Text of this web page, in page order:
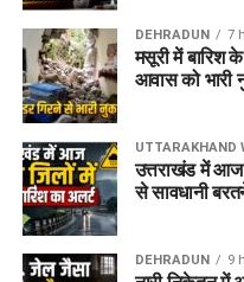
हैं। इसके बजाय पूरा परिसर एक
किया जाएगा, जहां सुरक्षा के
विकास से जुड़ी सुविधाएं उपलब्ध
परिसर को आधुनिक सुविधाओं से
केंद्र भी खोले जाएंगे। जरूरत पड़ने
उपलब्ध कराई जा सकती है। इस
बच्चों को रहने की जगह देना नहीं,
है, जहां वे खुद को सुरक्षित,
सकें।
DEHRADUN 7
मसूरी में बारिश
आवास को भारी
UTTARAKHAND
उत्तराखंड में आज
से सावधानी
DEHRADUN 9